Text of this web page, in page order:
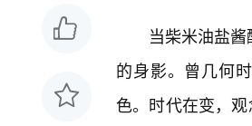
当柴米油盐
的身影。曾几何
色。时代在变，